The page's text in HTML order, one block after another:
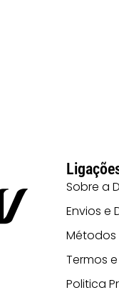
Sobre a
Envios e
Termos
Politica